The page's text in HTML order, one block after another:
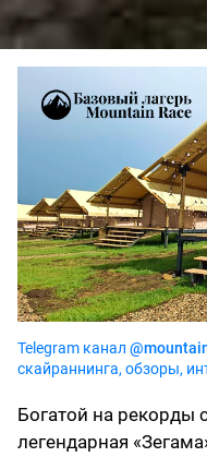
Telegram канал
скайраннинга, обзоры,
Богатой на рекорды
легендарная